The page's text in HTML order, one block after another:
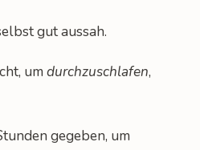
gut aussah.
um durchzuschlafen,
gegeben, um